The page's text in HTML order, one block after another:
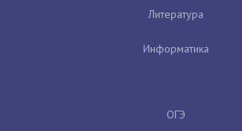
Литература
Информатика
ОГЭ